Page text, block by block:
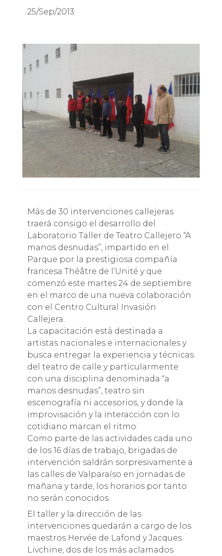
25/Sep/2013
Más de 30 intervenciones callejeras
traerá consigo el desarrollo del
Laboratorio Taller de Teatro Callejero “A
manos desnudas”, impartido en el
Parque por la prestigiosa compañía
francesa Théâtre de l’Unité y que
comenzó este martes 24 de septiembre
en el marco de una nueva colaboración
con el Centro Cultural Invasión
Callejera.
La capacitación está destinada a
artistas nacionales e internacionales y
busca entregar la experiencia y técnicas
del teatro de calle y particularmente
con una disciplina denominada “a
manos desnudas”, teatro sin
escenografía ni accesorios, y donde la
improvisación y la interacción con lo
cotidiano marcan el ritmo.
Como parte de las actividades cada uno
de los 16 días de trabajo, brigadas de
intervención saldrán sorpresivamente a
las calles de Valparaíso en jornadas de
mañana y tarde, los horarios por tanto
no serán conocidos.
El taller y la dirección de las
intervenciones quedarán a cargo de los
maestros Hervée de Lafond y Jacques
Livchine, dos de los más aclamados